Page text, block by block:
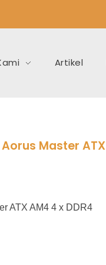
Artikel
Master ATX
ATX AM4 4 x DDR4